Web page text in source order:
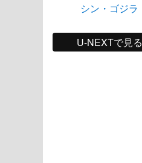
シン・ゴジラ
U-NEXTで見る